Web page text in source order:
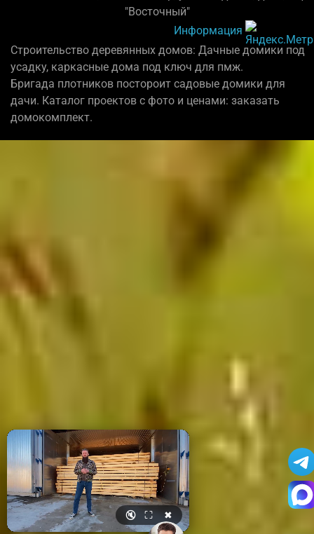
"Восточный"
Информация
Строительство деревянных домов: Дачные домики под
усадку, каркасные дома под ключ для пмж.
Бригада плотников постороит садовые домики для
дачи. Каталог проектов с фото и ценами: заказать
домокомплект.
🔇 ⛶ ✖